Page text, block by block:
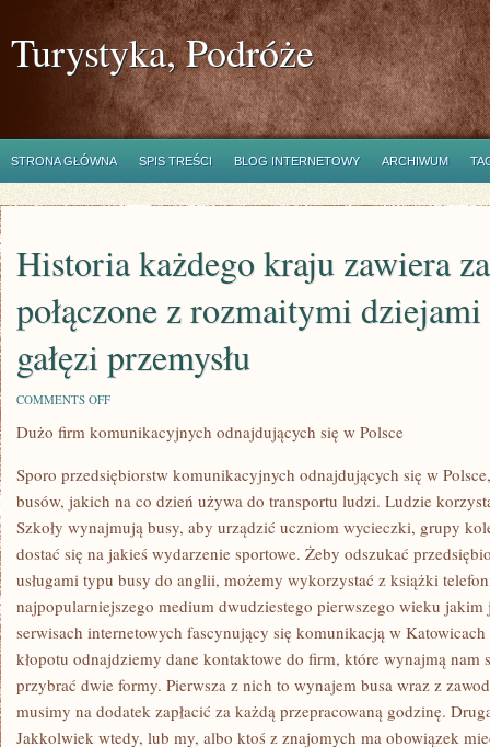
Turystyka, Podróże
STRONA GŁÓWNA SPIS TREŚCI BLOG INTERNETOWY ARCHIWUM
Historia każdego kraju zawiera
połączone z rozmaitymi
gałęzi przemysłu
COMMENTS OFFON
KAŻDEGO
ZAWSZE
ELEMENTY
Z
ROZMAITYMI
DZIEJAMI
WSZYSTKICH
GAŁĘZI
PRZEMYSŁU
Dużo firm komunikacyjnych odnajdujących się w Polsce
Sporo przedsiębiorstw komunikacyjnych odnajdujących się w
busów, jakich na co dzień używa do transportu ludzi. Ludzie
Szkoły wynajmują busy, aby urządzić uczniom wycieczki, grupy
dostać się na jakieś wydarzenie sportowe. Żeby odszukać
usługami typu busy do anglii, możemy wykorzystać z książki
najpopularniejszego medium dwudziestego pierwszego wieku jakim
serwisach internetowych fascynujący się komunikacją w
kłopotu odnajdziemy dane kontaktowe do firm, które wynajmą nam
przybrać dwie formy. Pierwsza z nich to wynajem busa wraz z
musimy na dodatek zapłacić za każdą przepracowaną godzinę.
Jakkolwiek wtedy, lub my, albo ktoś z znajomych ma obowiązek